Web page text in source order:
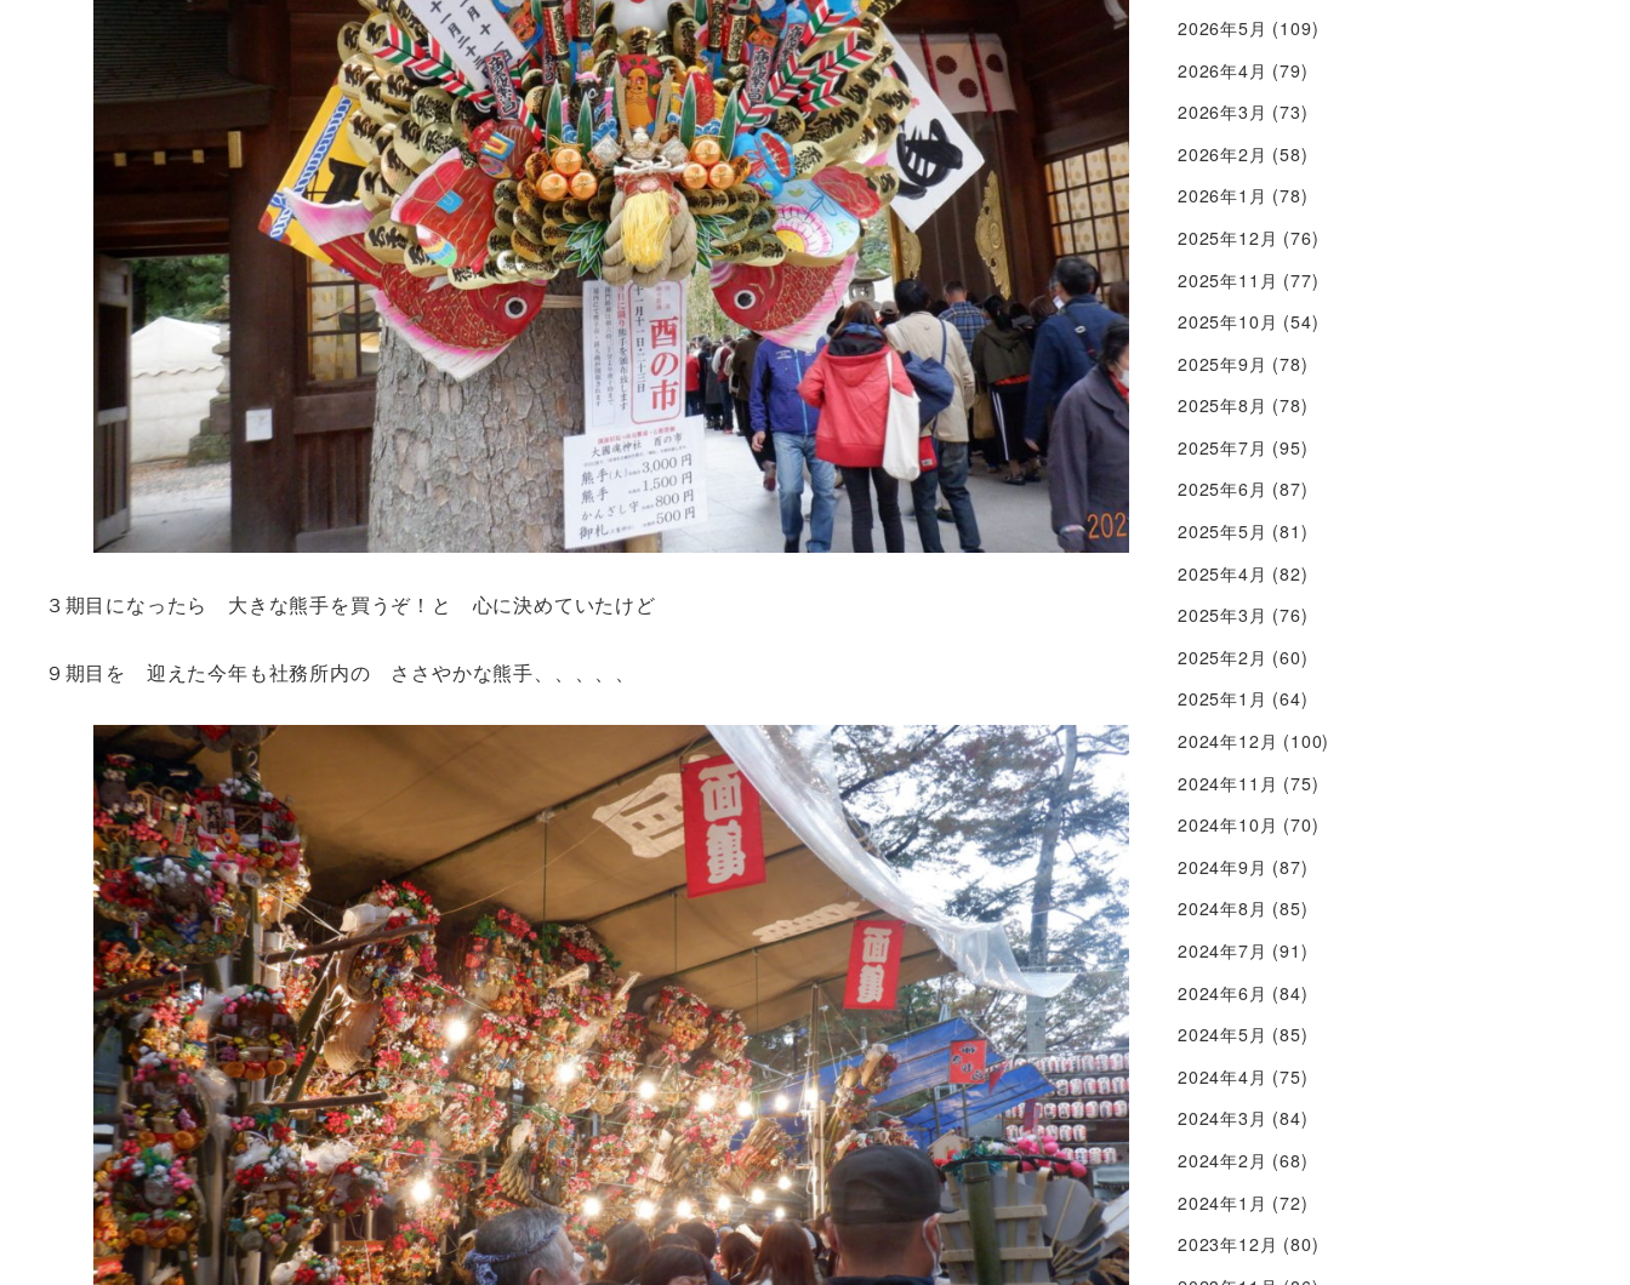
３期目になったら 大きな熊手を買うぞ！と 心に決めていたけど
９期目を 迎えた今年も社務所内の ささやかな熊手、、、、、
2026年5月 (109)
2026年4月 (79)
2026年3月 (73)
2026年2月 (58)
2026年1月 (78)
2025年12月 (76)
2025年11月 (77)
2025年10月 (54)
2025年9月 (78)
2025年8月 (78)
2025年7月 (95)
2025年6月 (87)
2025年5月 (81)
2025年4月 (82)
2025年3月 (76)
2025年2月 (60)
2025年1月 (64)
2024年12月 (100)
2024年11月 (75)
2024年10月 (70)
2024年9月 (87)
2024年8月 (85)
2024年7月 (91)
2024年6月 (84)
2024年5月 (85)
2024年4月 (75)
2024年3月 (84)
2024年2月 (68)
2024年1月 (72)
2023年12月 (80)